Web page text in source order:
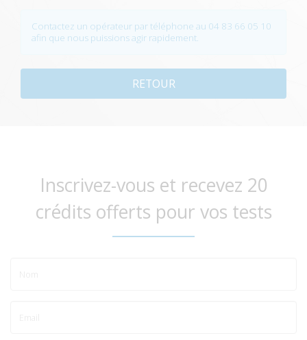
Contactez un opérateur par téléphone au 04 83 66 05 10
afin que nous puissions agir rapidement.
RETOUR
Inscrivez-vous et recevez 20
crédits offerts pour vos tests